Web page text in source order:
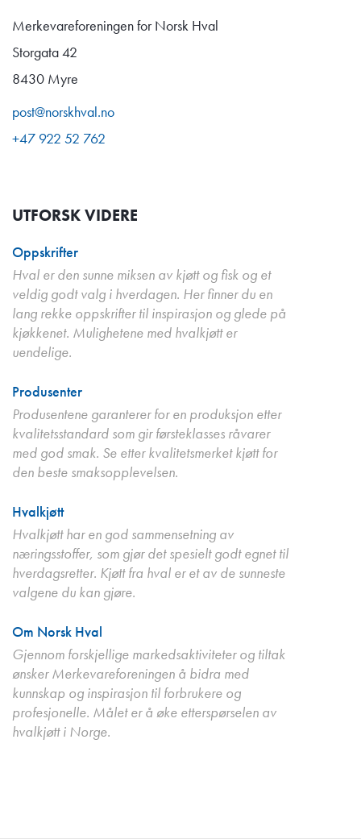
Merkevareforeningen for Norsk Hval
Storgata 42
8430 Myre
post@norskhval.no
+47 922 52 762
UTFORSK VIDERE
Oppskrifter
Hval er den sunne miksen av kjøtt og fisk og et
veldig godt valg i hverdagen. Her finner du en
lang rekke oppskrifter til inspirasjon og glede på
kjøkkenet. Mulighetene med hvalkjøtt er
uendelige.
Produsenter
Produsentene garanterer for en produksjon etter
kvalitetsstandard som gir førsteklasses råvarer
med god smak. Se etter kvalitetsmerket kjøtt for
den beste smaksopplevelsen.
Hvalkjøtt
Hvalkjøtt har en god sammensetning av
næringsstoffer, som gjør det spesielt godt egnet til
hverdagsretter. Kjøtt fra hval er et av de sunneste
valgene du kan gjøre.
Om Norsk Hval
Gjennom forskjellige markedsaktiviteter og tiltak
ønsker Merkevareforeningen å bidra med
kunnskap og inspirasjon til forbrukere og
profesjonelle. Målet er å øke etterspørselen av
hvalkjøtt i Norge.